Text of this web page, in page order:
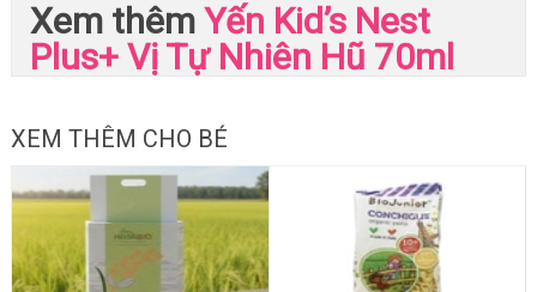
Xem thêm Yến Kid’s Nest
Plus+ Vị Tự Nhiên Hũ 70ml
XEM THÊM CHO BÉ